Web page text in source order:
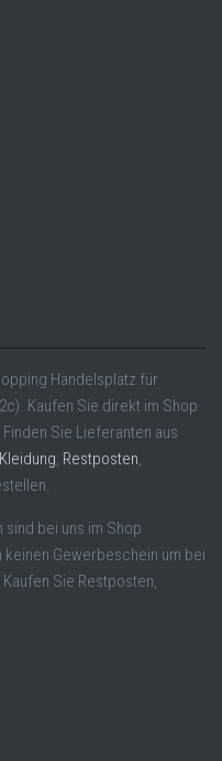
Handelsplatz für
Kaufen Sie direkt im Shop
Sie Lieferanten aus
Kleidung, Restposten,
bei uns im Shop
Gewerbeschein um bei
Sie Restposten,